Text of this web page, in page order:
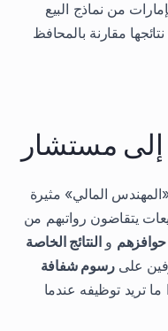
من نماذج البيع
مقارنة بالمحافظ
إلى مستشار
المالي» مثيرة
يتقاضون رواتبهم من
والنتائج الخاصة
على رسوم شفافة
تريد توظيفه عندما